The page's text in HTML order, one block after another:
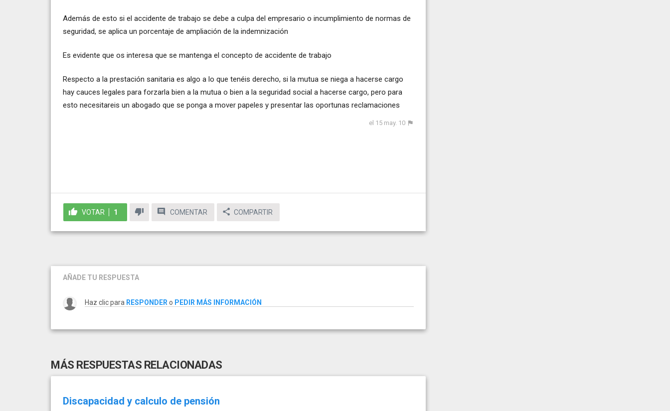
Además de esto si el accidente de trabajo se debe a culpa del empresario o incumplimiento de normas de
seguridad, se aplica un porcentaje de ampliación de la indemnización
Es evidente que os interesa que se mantenga el concepto de accidente de trabajo
Respecto a la prestación sanitaria es algo a lo que tenéis derecho, si la mutua se niega a hacerse cargo
hay cauces legales para forzarla bien a la mutua o bien a la seguridad social a hacerse cargo, pero para
esto necesitareis un abogado que se ponga a mover papeles y presentar las oportunas reclamaciones
el 15 may. 10
VOTAR 1 COMENTAR COMPARTIR
AÑADE TU RESPUESTA
Haz clic para RESPONDER o PEDIR MÁS INFORMACIÓN
MÁS RESPUESTAS RELACIONADAS
Discapacidad y calculo de pensión